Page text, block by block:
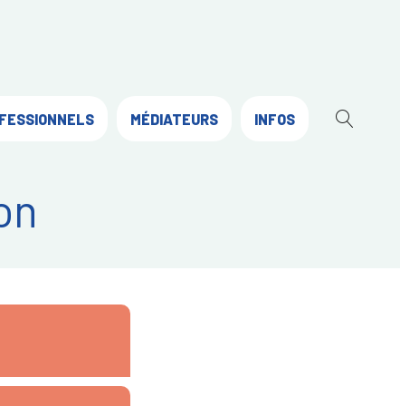
MÉDIATEURS INFOS